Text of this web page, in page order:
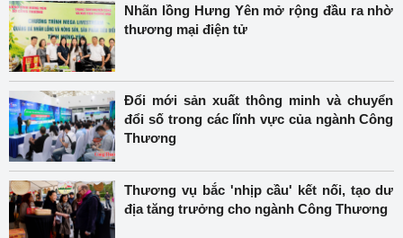
Nhãn lồng Hưng Yên mở rộng đầu ra nhờ
thương mại điện tử
Đổi mới sản xuất thông minh và chuyển
đổi số trong các lĩnh vực của ngành Công
Thương
Thương vụ bắc 'nhịp cầu' kết nối, tạo dư
địa tăng trưởng cho ngành Công Thương